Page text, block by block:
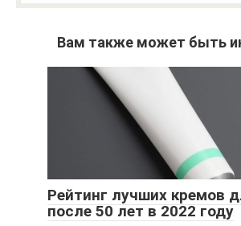
Вам также может быть
Рейтинг лучших кремов
после 50 лет в 2022 году